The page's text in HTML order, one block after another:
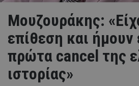
Μουζουράκης:
επίθεση και
πρώτα cancel της
ιστορίας»